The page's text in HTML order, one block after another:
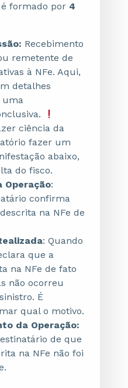
formado por 4
Recebimento
remetente de
à NFe. Aqui,
detalhes
uma
ciência da
fazer um
abaixo,
do fisco.
Operação:
confirma
na NFe de
: Quando
que a
na NFe de fato
não ocorreu
É
qual o motivo.
da Operação:
de que
na NFe não foi